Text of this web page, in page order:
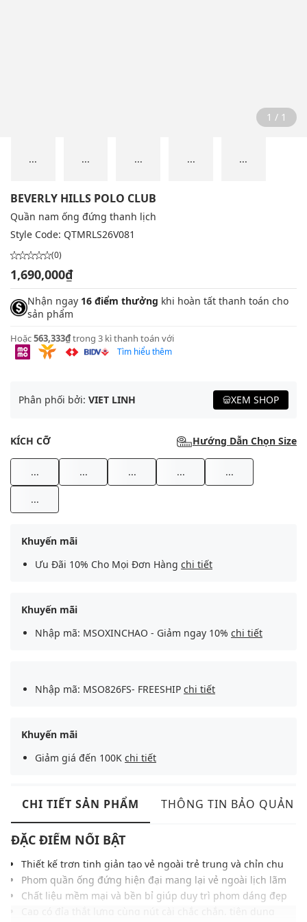
1 / 1
... ... ... ... ...
BEVERLY HILLS POLO CLUB
Quần nam ống đứng thanh lịch
Style Code: QTMRLS26V081
(0)
1,690,000₫
Nhận ngay 16 điểm thưởng khi hoàn tất thanh toán cho
sản phẩm
Hoặc563,333₫trong 3 kì thanh toán với
Tìm hiểu thêm
Phân phối bởi: VIET LINH XEM SHOP
KÍCH CỠ Hướng Dẫn Chọn Size
... ... ... ... ...
...
Khuyến mãi
Ưu Đãi 10% Cho Mọi Đơn Hàng chi tiết
Khuyến mãi
Nhập mã: MSOXINCHAO - Giảm ngay 10% chi tiết
Nhập mã: MSO826FS- FREESHIP chi tiết
Khuyến mãi
Giảm giá đến 100K chi tiết
CHI TIẾT SẢN PHẨM THÔNG TIN BẢO QUẢN
ĐẶC ĐIỂM NỔI BẬT
Thiết kế trơn tinh giản tạo vẻ ngoài trẻ trung và chỉn chu
Phom quần ống đứng hiện đại mang lại vẻ ngoài lịch lãm
Chất liệu mềm mại và bền bỉ giúp duy trì phom dáng đẹp